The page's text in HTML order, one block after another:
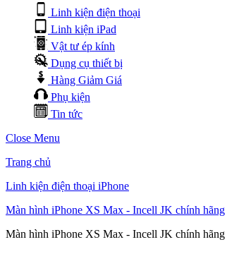
Linh kiện điện thoại
Linh kiện iPad
Vật tư ép kính
Dụng cụ thiết bị
Hàng Giảm Giá
Phụ kiện
Tin tức
Close Menu
Trang chủ
Linh kiện điện thoại iPhone
Màn hình iPhone XS Max - Incell JK chính hãng
Màn hình iPhone XS Max - Incell JK chính hãng